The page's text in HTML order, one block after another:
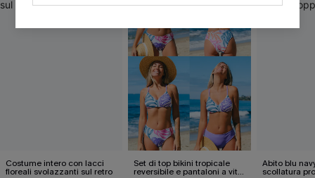
Costume intero con lacci
floreali svolazzanti sul retro
Set di top bikini tropicale
reversibile e pantaloni a vita
Abito blu
scollatura